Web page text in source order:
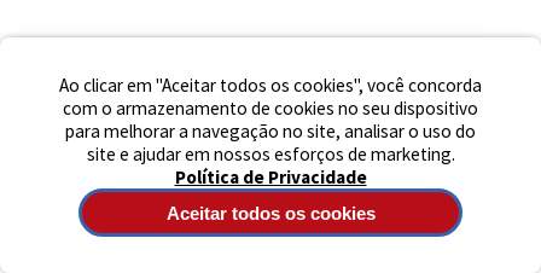
Ao clicar em "Aceitar todos os cookies", você concorda
com o armazenamento de cookies no seu dispositivo
para melhorar a navegação no site, analisar o uso do
site e ajudar em nossos esforços de marketing.
Política de Privacidade
Aceitar todos os cookies
CONDICIONADOR DE ENERGIA UPSAI ACF 1300 120V ÁUDIO E VÍDEO